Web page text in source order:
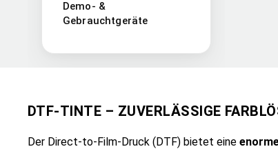
Demo- &
Gebrauchtgeräte
DTF-TINTE – ZUVERLÄSSIGE
Der Direct-to-Film-Druck (DTF) bietet eine